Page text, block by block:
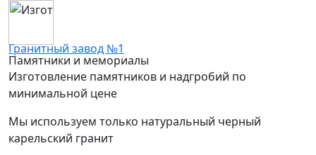
Гранитный завод №1
Памятники и мемориалы
Изготовление памятников и надгробий по
минимальной цене
Мы используем только натуральный черный
карельский гранит